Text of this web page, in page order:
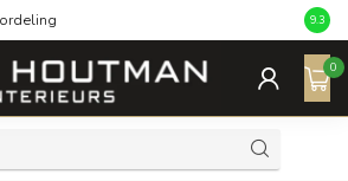
9.3
0